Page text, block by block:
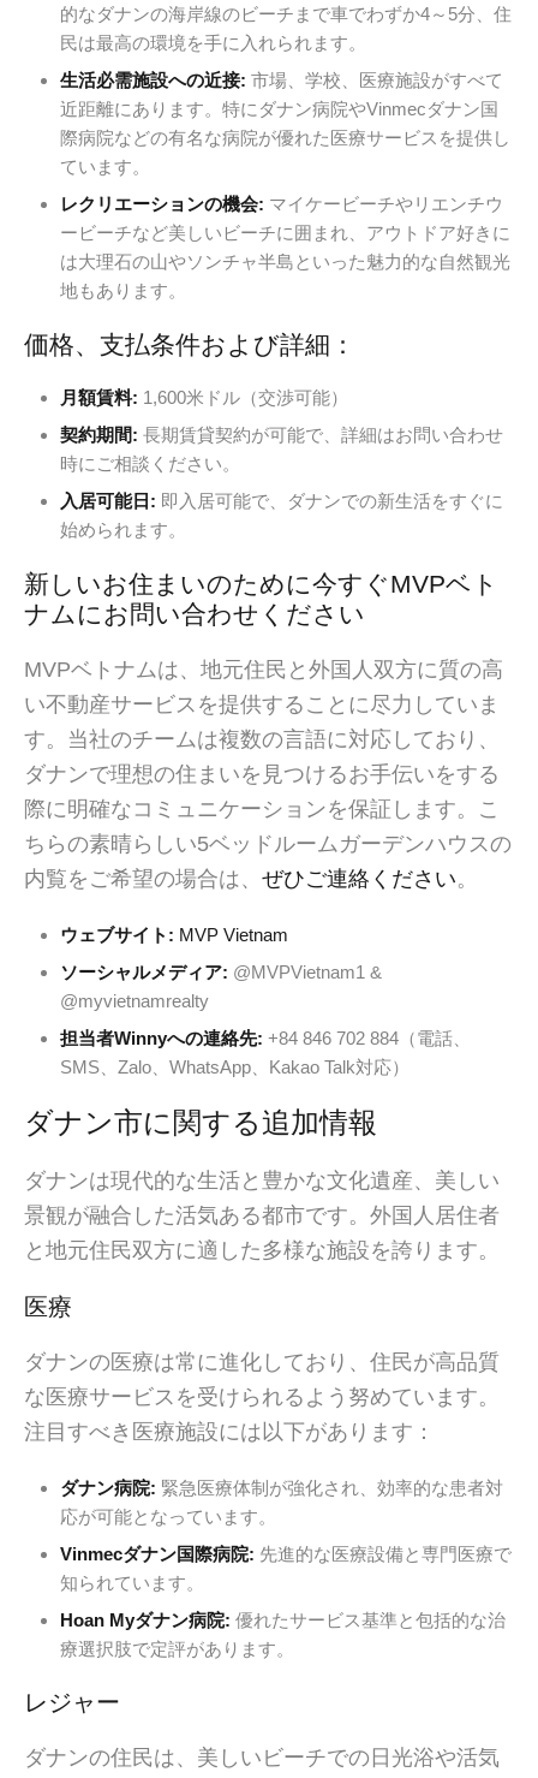
的なダナンの海岸線のビーチまで車でわずか4～5分、住
民は最高の環境を手に入れられます。
生活必需施設への近接: 市場、学校、医療施設がすべて
近距離にあります。特にダナン病院やVinmecダナン国
際病院などの有名な病院が優れた医療サービスを提供し
ています。
レクリエーションの機会: マイケービーチやリエンチウ
ービーチなど美しいビーチに囲まれ、アウトドア好きに
は大理石の山やソンチャ半島といった魅力的な自然観光
地もあります。
価格、支払条件および詳細：
月額賃料: 1,600米ドル（交渉可能）
契約期間: 長期賃貸契約が可能で、詳細はお問い合わせ
時にご相談ください。
入居可能日: 即入居可能で、ダナンでの新生活をすぐに
始められます。
新しいお住まいのために今すぐMVPベト
ナムにお問い合わせください
MVPベトナムは、地元住民と外国人双方に質の高
い不動産サービスを提供することに尽力していま
す。当社のチームは複数の言語に対応しており、
ダナンで理想の住まいを見つけるお手伝いをする
際に明確なコミュニケーションを保証します。こ
ちらの素晴らしい5ベッドルームガーデンハウスの
内覧をご希望の場合は、 ぜひご連絡ください。
ウェブサイト: MVP Vietnam
ソーシャルメディア: @MVPVietnam1 &
@myvietnamrealty
担当者Winnyへの連絡先: +84 846 702 884（電話、
SMS、Zalo、WhatsApp、Kakao Talk対応）
ダナン市に関する追加情報
ダナンは現代的な生活と豊かな文化遺産、美しい
景観が融合した活気ある都市です。外国人居住者
と地元住民双方に適した多様な施設を誇ります。
医療
ダナンの医療は常に進化しており、住民が高品質
な医療サービスを受けられるよう努めています。
注目すべき医療施設には以下があります：
ダナン病院: 緊急医療体制が強化され、効率的な患者対
応が可能となっています。
Vinmecダナン国際病院: 先進的な医療設備と専門医療で
知られています。
Hoan Myダナン病院: 優れたサービス基準と包括的な治
療選択肢で定評があります。
レジャー
ダナンの住民は、美しいビーチでの日光浴や活気